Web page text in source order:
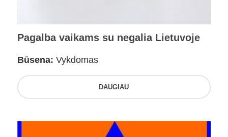
Pagalba vaikams su negalia Lietuvoje
Būsena: Vykdomas
DAUGIAU